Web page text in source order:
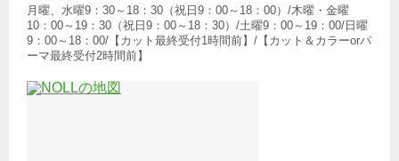
月曜、水曜9：30～18：30（祝日9：00～18：00）/木曜・金曜
10：00～19：30（祝日9：00～18：30）/土曜9：00～19：00/日曜
9：00～18：00/【カット最終受付1時間前】/【カット＆カラーorパ
ーマ最終受付2時間前】